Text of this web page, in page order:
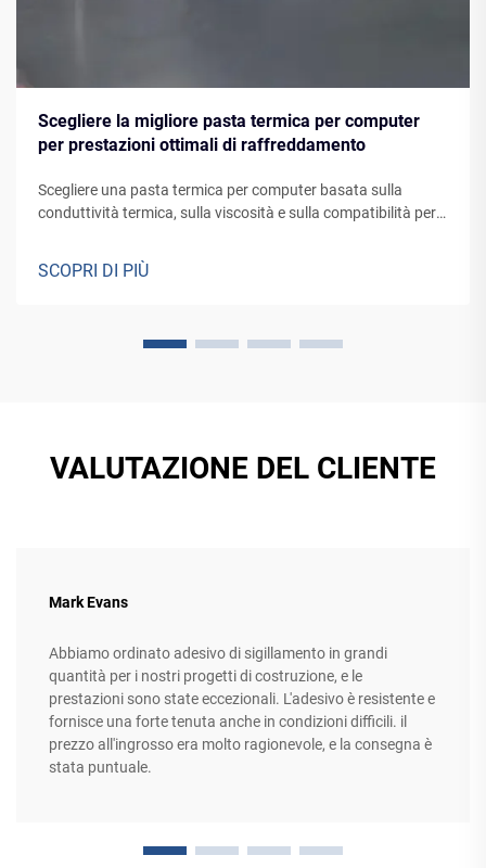
Scegliere la migliore pasta termica per computer
per prestazioni ottimali di raffreddamento
Scegliere una pasta termica per computer basata sulla
conduttività termica, sulla viscosità e sulla compatibilità per
prestazioni per vari sistemi
SCOPRI DI PIÙ
VALUTAZIONE DEL CLIENTE
Mark Evans
Abbiamo ordinato adesivo di sigillamento in grandi
quantità per i nostri progetti di costruzione, e le
prestazioni sono state eccezionali. L'adesivo è resistente e
fornisce una forte tenuta anche in condizioni difficili. il
prezzo all'ingrosso era molto ragionevole, e la consegna è
stata puntuale.